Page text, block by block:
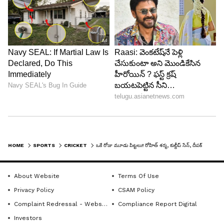
ఈ గాయం తీవ్రత తేల్చేందుకు వైద్యులు, స్కానింగ్ కోసం
ఆసుపత్రికి తరలించారు. ఫలితంగా రోహిత్ శర్మ బ్యాటింగ్‌కి
కూడా రాలేదు. రోహిత్ స్థానంలో శిఖర్ ధావన్‌తో కలిసి
విరాట్ కోహ్లీ ఓపెనింగ్ చేశాడు.. కొద్దిసేపటికే దీపక్ చాహార్
కూడా గాయంతో పెవిలియన్ చేరాడు...
7
Image credit: PTI
HOME SPORTS CRICKET
About Website
Terms Of Use
Privacy Policy
CSAM Policy
Complaint Redressal - Website
Compliance Report Digital
Investors